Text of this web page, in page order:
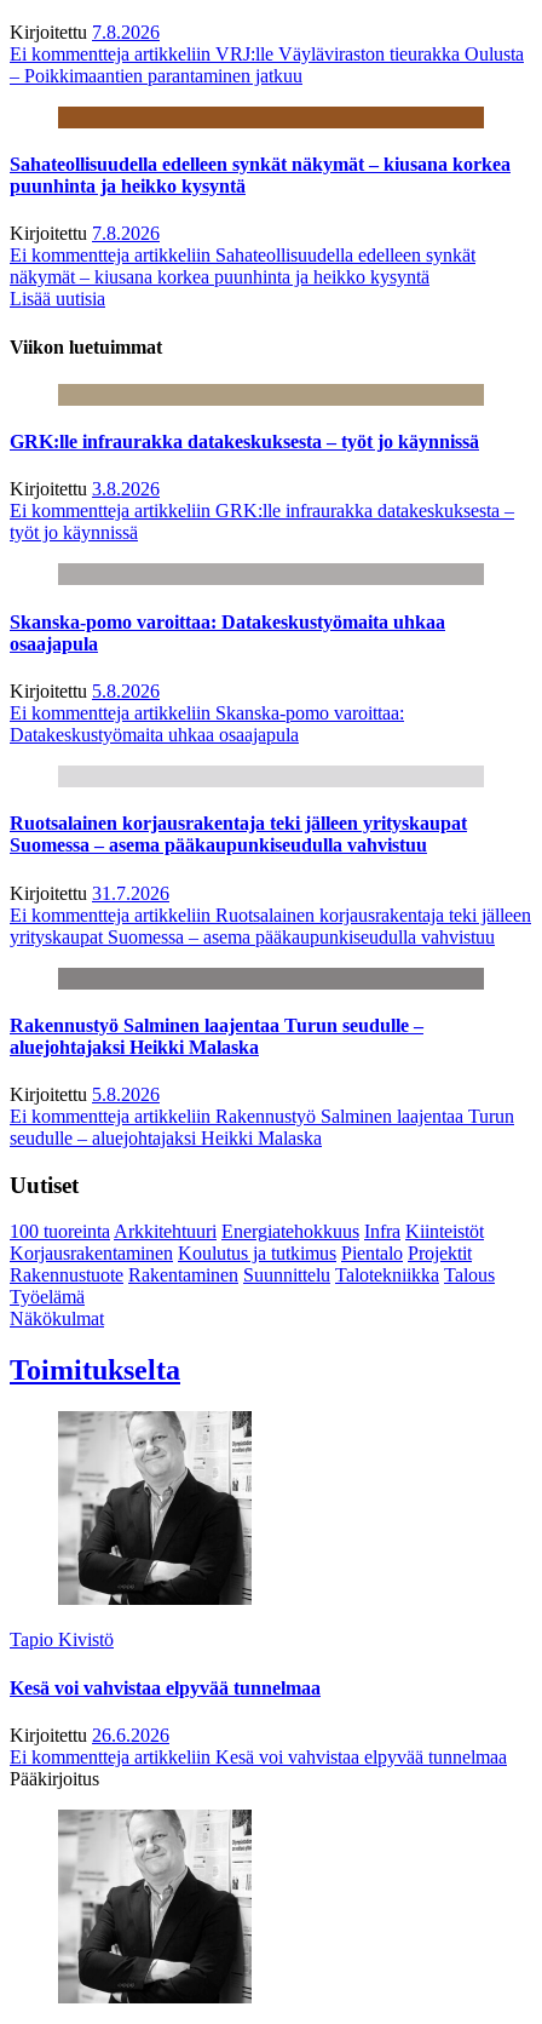
Kirjoitettu 7.8.2026
Ei kommentteja artikkeliin VRJ:lle Väyläviraston tieurakka Oulusta
– Poikkimaantien parantaminen jatkuu
Sahateollisuudella edelleen synkät näkymät – kiusana korkea
puunhinta ja heikko kysyntä
Kirjoitettu 7.8.2026
Ei kommentteja artikkeliin Sahateollisuudella edelleen synkät
näkymät – kiusana korkea puunhinta ja heikko kysyntä
Lisää uutisia
Viikon luetuimmat
GRK:lle infraurakka datakeskuksesta – työt jo käynnissä
Kirjoitettu 3.8.2026
Ei kommentteja artikkeliin GRK:lle infraurakka datakeskuksesta –
työt jo käynnissä
Skanska-pomo varoittaa: Datakeskustyömaita uhkaa
osaajapula
Kirjoitettu 5.8.2026
Ei kommentteja artikkeliin Skanska-pomo varoittaa:
Datakeskustyömaita uhkaa osaajapula
Ruotsalainen korjausrakentaja teki jälleen yrityskaupat
Suomessa – asema pääkaupunkiseudulla vahvistuu
Kirjoitettu 31.7.2026
Ei kommentteja artikkeliin Ruotsalainen korjausrakentaja teki jälleen
yrityskaupat Suomessa – asema pääkaupunkiseudulla vahvistuu
Rakennustyö Salminen laajentaa Turun seudulle –
aluejohtajaksi Heikki Malaska
Kirjoitettu 5.8.2026
Ei kommentteja artikkeliin Rakennustyö Salminen laajentaa Turun
seudulle – aluejohtajaksi Heikki Malaska
Uutiset
100 tuoreintaArkkitehtuuri Energiatehokkuus Infra Kiinteistöt
Korjausrakentaminen Koulutus ja tutkimus Pientalo Projektit
Rakennustuote Rakentaminen Suunnittelu Talotekniikka Talous
Työelämä
Näkökulmat
Toimitukselta
Tapio Kivistö
Kesä voi vahvistaa elpyvää tunnelmaa
Kirjoitettu 26.6.2026
Ei kommentteja artikkeliin Kesä voi vahvistaa elpyvää tunnelmaa
Pääkirjoitus